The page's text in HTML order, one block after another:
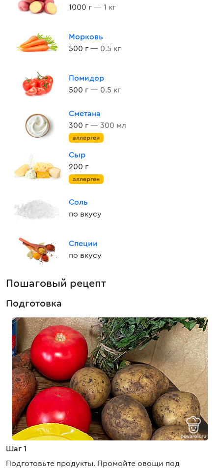
1000 г — 1 кг
Морковь
500 г — 0.5 кг
Помидор
500 г — 0.5 кг
Сметана
300 г — 300 мл
аллерген
Сыр
200 г
аллерген
Соль
по вкусу
Специи
по вкусу
Пошаговый рецепт
Подготовка
Шаг 1
Подготовьте продукты. Промойте овощи под